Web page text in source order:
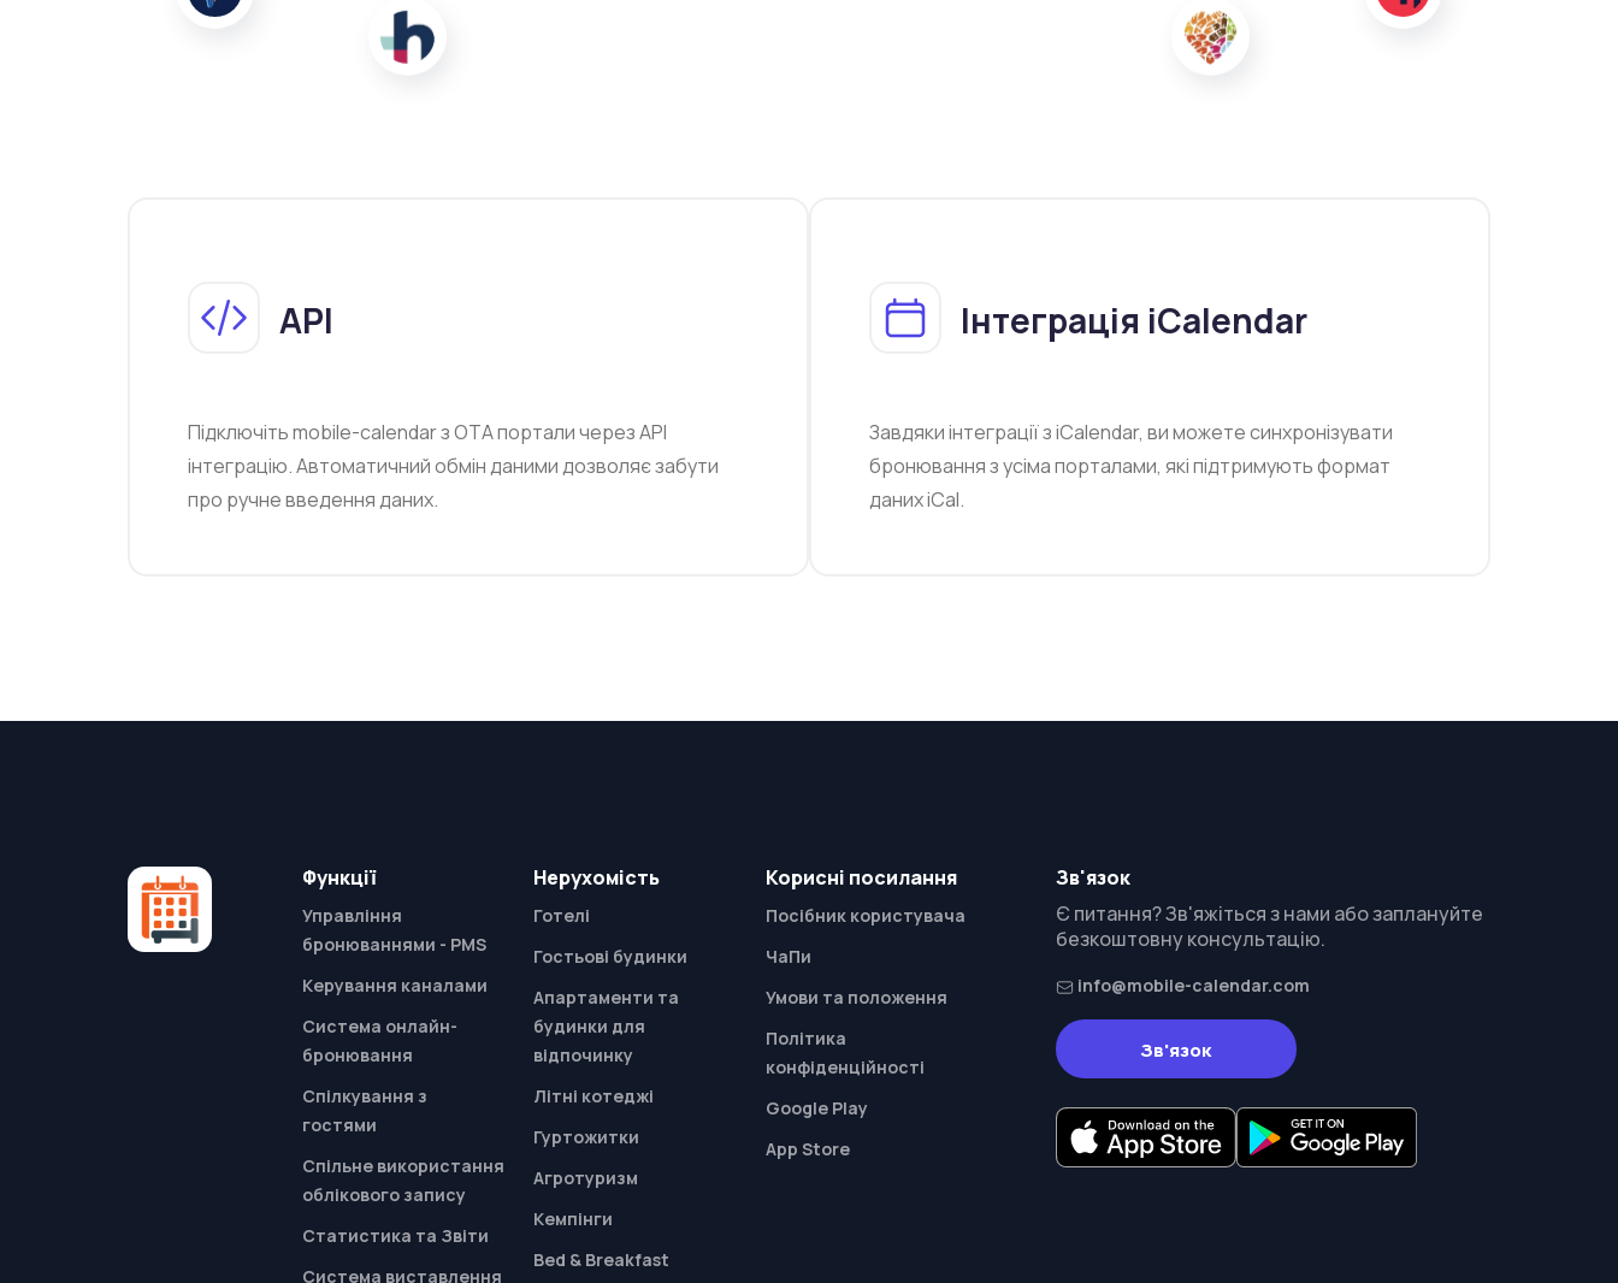
API
Підключіть mobile-calendar з OTA портали через API
інтеграцію. Автоматичний обмін даними дозволяє забути
про ручне введення даних.
Інтеграція iCalendar
Завдяки інтеграції з iCalendar, ви можете синхронізувати
бронювання з усіма порталами, які підтримують формат
даних iCal.
Функції
Управління
бронюваннями - PMS
Керування каналами
Система онлайн-
бронювання
Спілкування з
гостями
Спільне використання
облікового запису
Статистика та Звіти
Система виставлення
Нерухомість
Готелі
Гостьові будинки
Апартаменти та
будинки для
відпочинку
Літні котеджі
Гуртожитки
Агротуризм
Кемпінги
Bed & Breakfast
Корисні посилання
Посібник користувача
ЧаПи
Умови та положення
Політика
конфіденційності
Google Play
App Store
Зв'язок
Є питання? Зв'яжіться з нами або заплануйте
безкоштовну консультацію.
info@mobile-calendar.com
Зв'язок